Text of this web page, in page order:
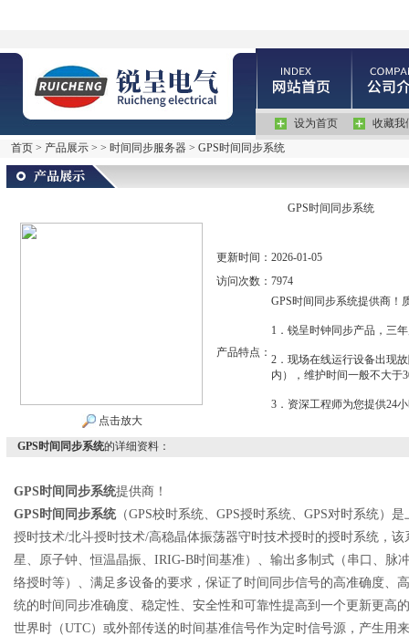
设为首页
收藏我
首页 > 产品展示 > > 时间同步服务器 > GPS时间同步系统
GPS时间同步系统
点击放大
更新时间： 2026-01-05
访问次数： 7974
产品特点：
GPS时间同步系统提供商！
1．锐呈时钟同步产品，三
2．现场在线运行设备出现
内），维护时间一般不大于
3．资深工程师为您提供24
GPS时间同步系统的详细资料：
GPS时间同步系统提供商！
GPS时间同步系统（GPS校时系统、GPS授时系统、GPS对时系统）
授时技术/北斗授时技术/高稳晶体振荡器守时技术授时的授时系统，
星、原子钟、恒温晶振、IRIG-B时间基准）、输出多制式（串口、脉
络授时等）、满足多设备的要求，保证了时间同步信号的高准确度、
统的时间同步准确度、稳定性、安全性和可靠性提高到一个更新更高
世界时（UTC）或外部传送的时间基准信号作为定时信号源，产生用